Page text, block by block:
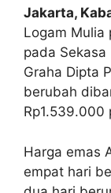
Jakarta,
Logam Mulia
pada
Graha Dipta
berubah
Rp1.539.000
Harga emas
empat hari